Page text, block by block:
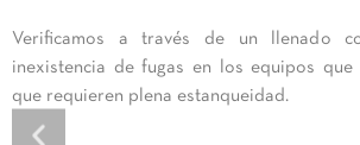
Verificamos a través de un llenado
inexistencia de fugas en los equipos
que requieren plena estanqueidad.